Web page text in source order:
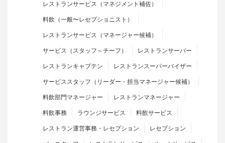
レストランサービス（マネジメント補佐）
料飲（一般〜レセプショニスト）
レストランサービス（マネージャー候補）
サービス（スタッフ～チーフ）
レストランサーバー
レストランキャプテン
レストランスーパーバイザー
サービススタッフ（リーダー・担当マネージャー候補）
料飲部門マネージャー
レストランマネージャー
料飲事務
ラウンジサービス
料飲サービス
レストラン運営事務・レセプション
レセプション